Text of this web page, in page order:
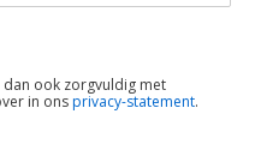
dan ook zorgvuldig met
in onsprivacy-statement.